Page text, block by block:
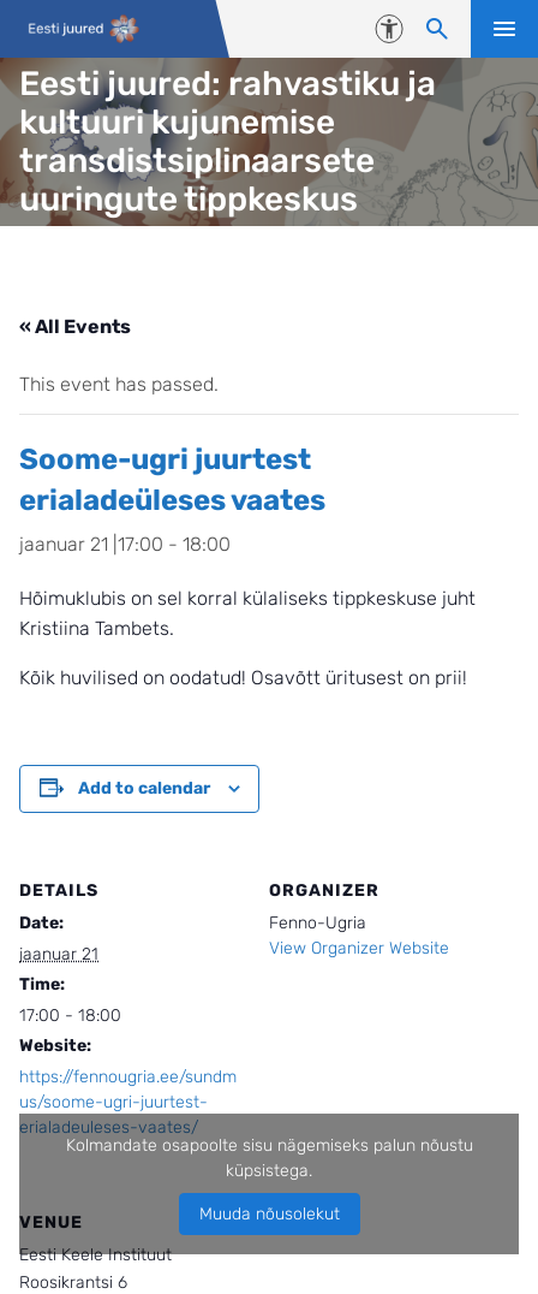
Liigu edasi põhisisu juurde
Juurdepääsetavus
Eesti juured: rahvastiku ja
kultuuri kujunemise
transdistsiplinaarsete
uuringute tippkeskus
« All Events
This event has passed.
Soome-ugri juurtest
erialadeüleses vaates
jaanuar 21 |17:00 - 18:00
Hõimuklubis on sel korral külaliseks tippkeskuse juht
Kristiina Tambets.
Kõik huvilised on oodatud! Osavõtt üritusest on prii!
Add to calendar
DETAILS
Date:
jaanuar 21
Time:
17:00 - 18:00
Website:
https://fennougria.ee/sundm
us/soome-ugri-juurtest-
erialadeuleses-vaates/
ORGANIZER
Fenno-Ugria
View Organizer Website
VENUE
Eesti Keele Instituut
Roosikrantsi 6
Kolmandate osapoolte sisu nägemiseks palun nõustu
küpsistega.
Muuda nõusolekut